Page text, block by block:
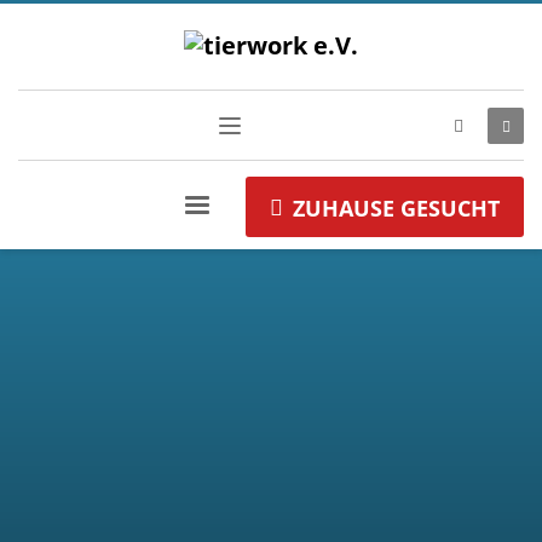
ZUHAUSE GESUCHT